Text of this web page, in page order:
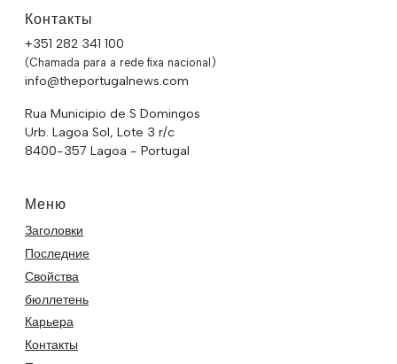
Контакты
+351 282 341 100
(Chamada para a rede fixa nacional)
info@theportugalnews.com
Rua Municipio de S Domingos
Urb. Lagoa Sol, Lote 3 r/c
8400-357 Lagoa - Portugal
Меню
Заголовки
Последние
Свойства
бюллетень
Карьера
Контакты